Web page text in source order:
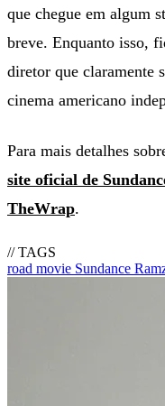
que chegue em algum
breve. Enquanto isso,
diretor que claramente
cinema americano
Para mais detalhes
site oficial de
TheWrap.
// TAGS
road movie Sundance